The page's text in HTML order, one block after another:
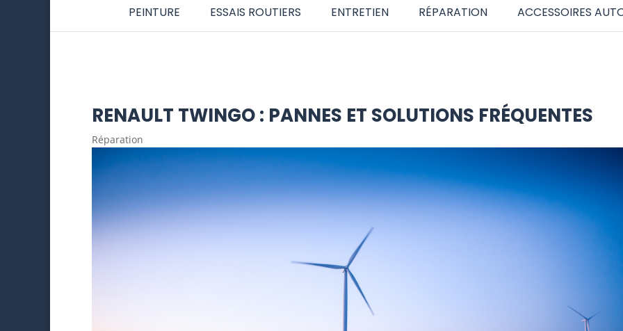
PEINTURE ESSAIS ROUTIERS ENTRETIEN RÉPARATION ACCESSOIRES
RENAULT TWINGO : PANNES ET SOLUTIONS FRÉQUENTES
Réparation